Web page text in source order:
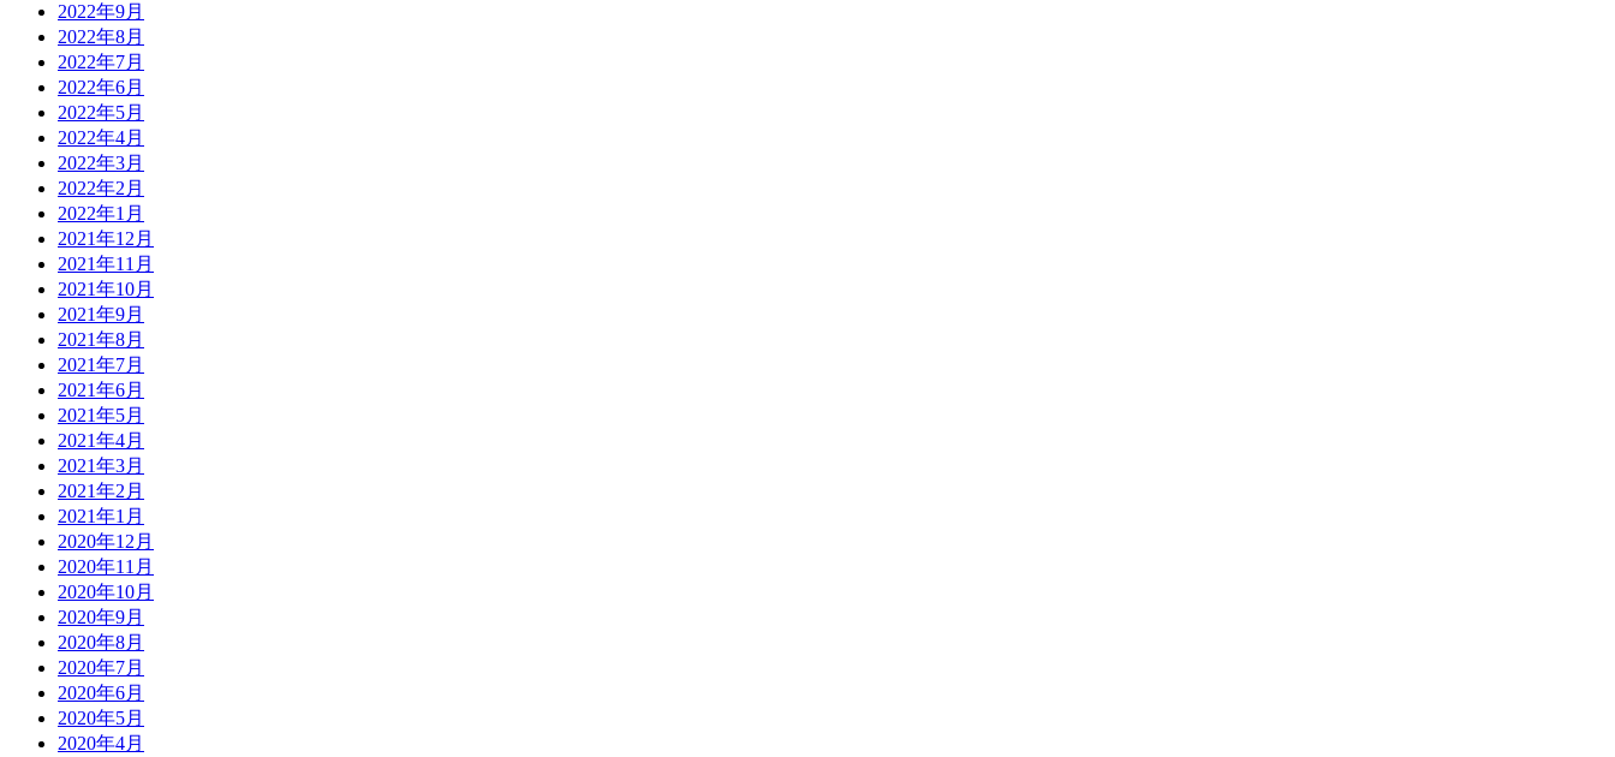
2022年9月
2022年8月
2022年7月
2022年6月
2022年5月
2022年4月
2022年3月
2022年2月
2022年1月
2021年12月
2021年11月
2021年10月
2021年9月
2021年8月
2021年7月
2021年6月
2021年5月
2021年4月
2021年3月
2021年2月
2021年1月
2020年12月
2020年11月
2020年10月
2020年9月
2020年8月
2020年7月
2020年6月
2020年5月
2020年4月